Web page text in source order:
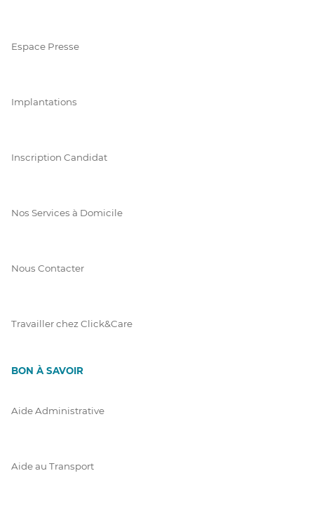
Espace Presse
Implantations
Inscription Candidat
Nos Services à Domicile
Nous Contacter
Travailler chez Click&Care
BON À SAVOIR
Aide Administrative
Aide au Transport